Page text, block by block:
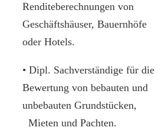
Renditeberechnungen von
Geschäftshäuser, Bauernhöfe
oder Hotels.
• Dipl. Sachverständige für die
Bewertung von bebauten und
unbebauten Grundstücken,
Mieten und Pachten.